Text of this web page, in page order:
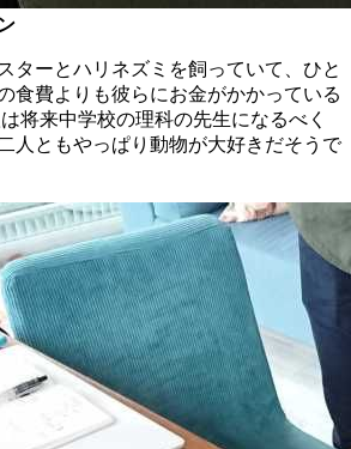
ターとハリネズミを飼っていて、ひと
食費よりも彼らにお金がかかっている
将来中学校の理科の先生になるべく
人ともやっぱり動物が大好きだそうで